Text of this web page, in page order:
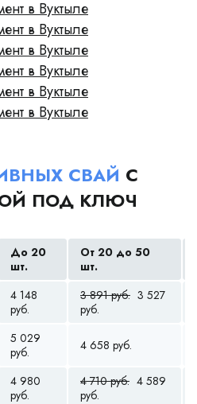
СВАЙ С
ПОД КЛЮЧ
До 20
шт.
От 20 до 50
шт.
4 148
руб.
3 891 руб. 3 527
руб.
5 029
руб.
4 658 руб.
4 980
руб.
4 710 руб. 4 589
руб.